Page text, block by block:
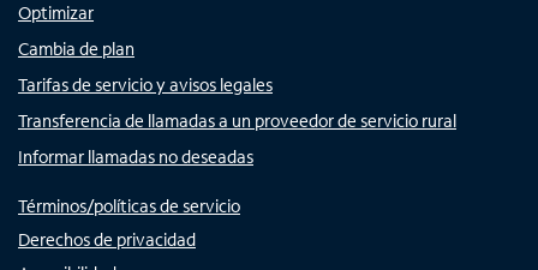
Optimizar
Cambia de plan
Tarifas de servicio y avisos legales
Transferencia de llamadas a un proveedor de servicio rural
Informar llamadas no deseadas
Términos/políticas de servicio
Derechos de privacidad